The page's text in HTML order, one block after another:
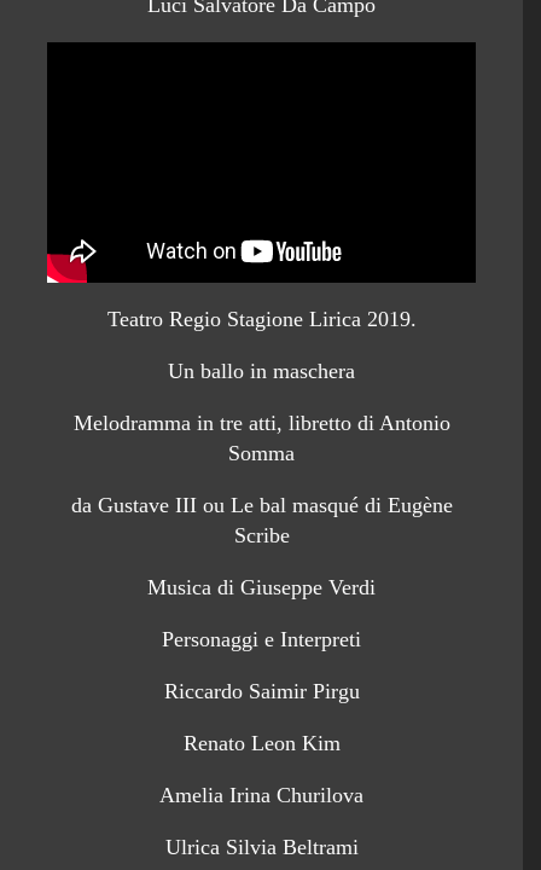
Teatro Regio Stagione Lirica 2019.
Un ballo in maschera
Melodramma in tre atti, libretto di Antonio
Somma
da Gustave III ou Le bal masqué di Eugène
Scribe
Musica di Giuseppe Verdi
Personaggi e Interpreti
Riccardo Saimir Pirgu
Renato Leon Kim
Amelia Irina Churilova
Ulrica Silvia Beltrami